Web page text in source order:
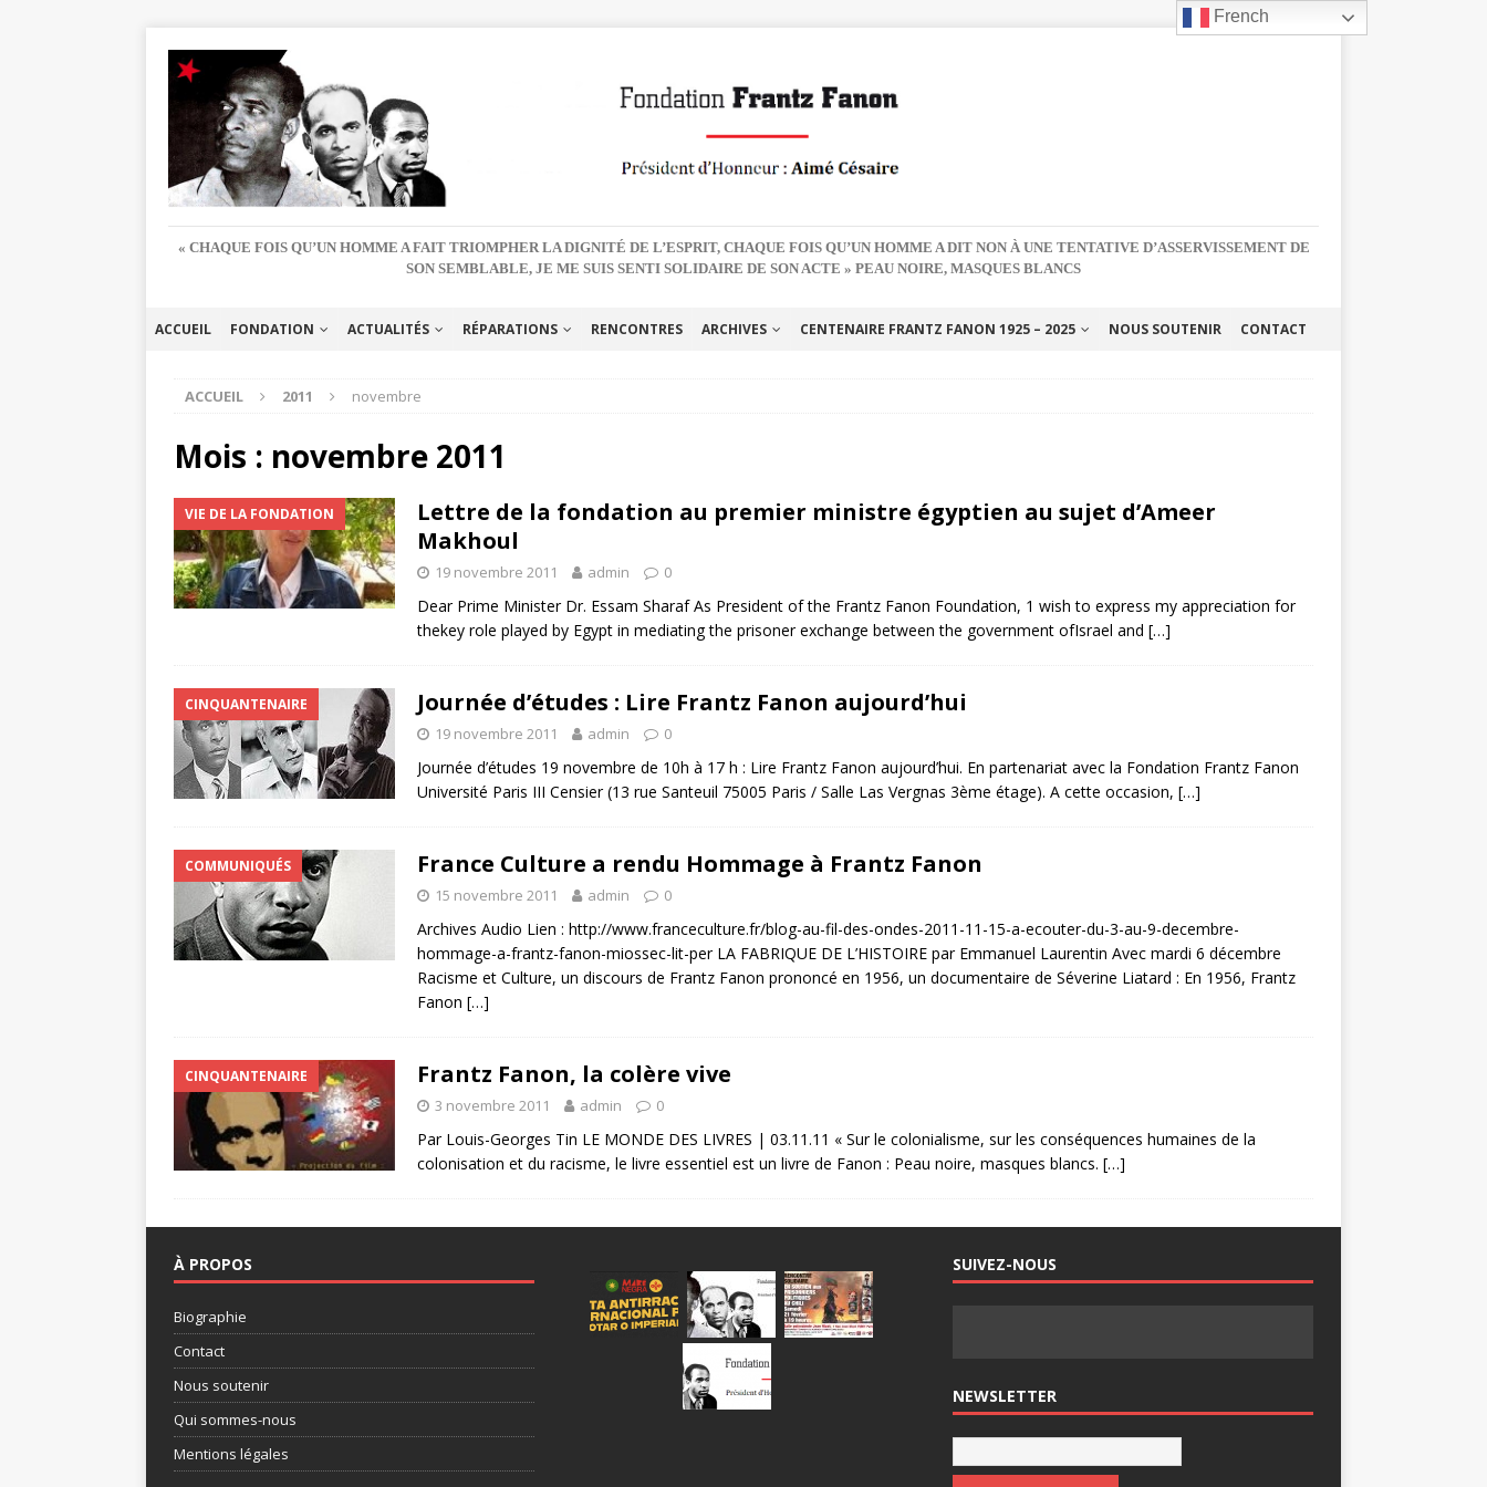
« CHAQUE FOIS QU’UN HOMME A FAIT TRIOMPHER LA DIGNITÉ DE L’ESPRIT, CHAQUE FOIS QU’UN HOMME A DIT NON À UNE TENTATIVE D’ASSERVISSEMENT DE
SON SEMBLABLE, JE ME SUIS SENTI SOLIDAIRE DE SON ACTE » PEAU NOIRE, MASQUES BLANCS
ACCUEIL FONDATION ACTUALITÉS RÉPARATIONS RENCONTRES ARCHIVES CENTENAIRE FRANTZ FANON 1925 – 2025 NOUS SOUTENIR CONTACT
ACCUEIL 2011 novembre
Mois : novembre 2011
VIE DE LA FONDATION
Lettre de la fondation au premier ministre égyptien au sujet d’Ameer
Makhoul
19 novembre 2011 admin 0
Dear Prime Minister Dr. Essam Sharaf As President of the Frantz Fanon Foundation, 1 wish to express my appreciation for
thekey role played by Egypt in mediating the prisoner exchange between the government ofIsrael and […]
CINQUANTENAIRE Journée d’études : Lire Frantz Fanon aujourd’hui
19 novembre 2011 admin 0
Journée d’études 19 novembre de 10h à 17 h : Lire Frantz Fanon aujourd’hui. En partenariat avec la Fondation Frantz Fanon
Université Paris III Censier (13 rue Santeuil 75005 Paris / Salle Las Vergnas 3ème étage). A cette occasion, […]
COMMUNIQUÉS France Culture a rendu Hommage à Frantz Fanon
15 novembre 2011 admin 0
Archives Audio Lien : http://www.franceculture.fr/blog-au-fil-des-ondes-2011-11-15-a-ecouter-du-3-au-9-decembre-
hommage-a-frantz-fanon-miossec-lit-per LA FABRIQUE DE L’HISTOIRE par Emmanuel Laurentin Avec mardi 6 décembre
Racisme et Culture, un discours de Frantz Fanon prononcé en 1956, un documentaire de Séverine Liatard : En 1956, Frantz
Fanon […]
CINQUANTENAIRE Frantz Fanon, la colère vive
3 novembre 2011 admin 0
Par Louis-Georges Tin LE MONDE DES LIVRES | 03.11.11 « Sur le colonialisme, sur les conséquences humaines de la
colonisation et du racisme, le livre essentiel est un livre de Fanon : Peau noire, masques blancs. […]
À PROPOS
Biographie
Contact
Nous soutenir
Qui sommes-nous
Mentions légales
SUIVEZ-NOUS
NEWSLETTER
French